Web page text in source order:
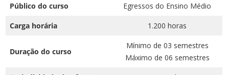
Público do curso Egressos do Ensino Médio
Carga horária 1.200 horas
Duração do curso
Mínimo de 03 semestres
Máximo de 06 semestres